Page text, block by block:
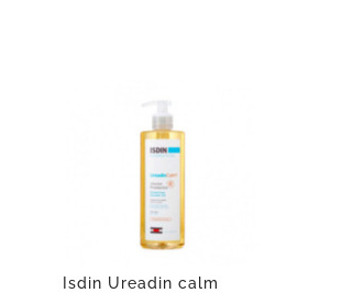
Isdin Ureadin calm